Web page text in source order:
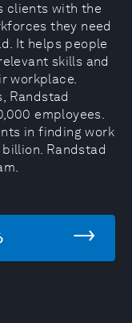
clients with the
they need
It helps people
skills and
workplace.
Randstad
employees.
in finding work
Randstad